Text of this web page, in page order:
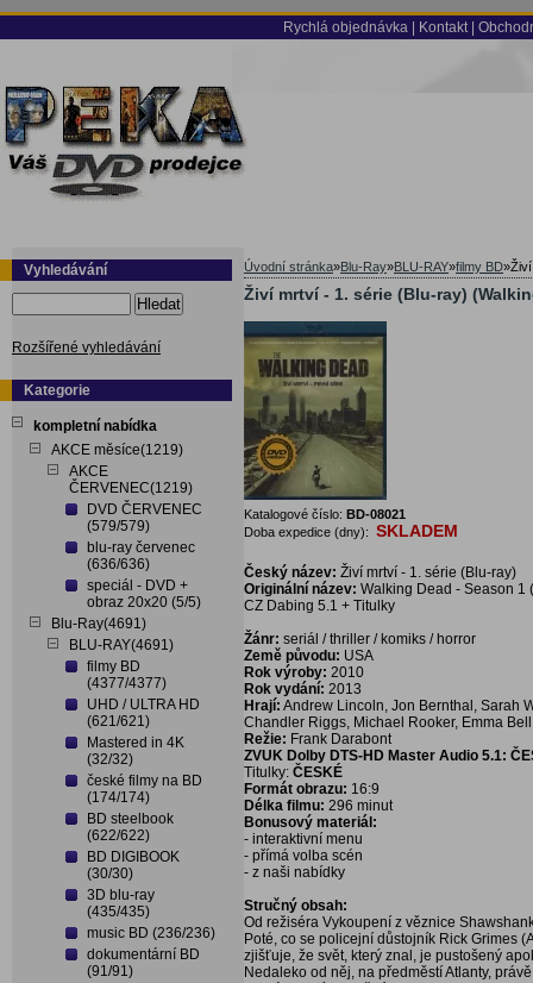
Rychlá objednávka Kontakt
Vyhledávání
Hledat
Rozšířené vyhledávání
Kategorie
kompletní nabídka
AKCE měsíce(1219)
AKCE
ČERVENEC(1219)
DVD ČERVENEC
(579/579)
blu-ray červenec
(636/636)
speciál - DVD +
obraz 20x20 (5/5)
Blu-Ray(4691)
BLU-RAY(4691)
filmy BD
(4377/4377)
UHD / ULTRA HD
(621/621)
Mastered in 4K
(32/32)
české filmy na BD
(174/174)
BD steelbook
(622/622)
BD DIGIBOOK
(30/30)
3D blu-ray
(435/435)
music BD (236/236)
dokumentární BD
(91/91)
Úvodní stránka»Blu-Ray»BLU-RAY»filmy BD»
Živí mrtví - 1. série (Blu-ray)
Katalogové číslo: BD-08021
Doba expedice (dny): SKLADEM
Český název: Živí mrtví - 1. série (Blu-ray)
Originální název: Walking Dead - Season 1
CZ Dabing 5.1 + Titulky
Žánr: seriál / thriller / komiks / horror
Země původu: USA
Rok výroby: 2010
Rok vydání: 2013
Hrají: Andrew Lincoln, Jon Bernthal, Sarah
Chandler Riggs, Michael Rooker, Emma Bell
Režie: Frank Darabont
ZVUK Dolby DTS-HD Master Audio 5.1:
Titulky: ČESKÉ
Formát obrazu: 16:9
Délka filmu: 296 minut
Bonusový materiál:
- interaktivní menu
- přímá volba scén
- z naši nabídky
Stručný obsah:
Od režiséra Vykoupení z věznice
Poté, co se policejní důstojník Rick Grimes
zjišťuje, že svět, který znal, je pustošený
Nedaleko od něj, na předměstí Atlanty,